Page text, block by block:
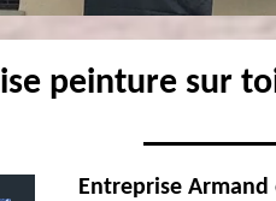
peinture sur
Entreprise